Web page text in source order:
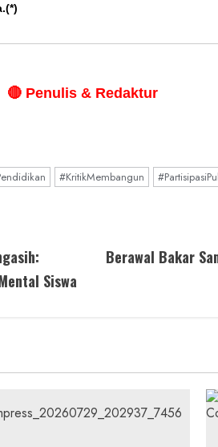
🔴 Penulis & Redaktur
#KritikMembangun
Siswa
Berawal Bakar